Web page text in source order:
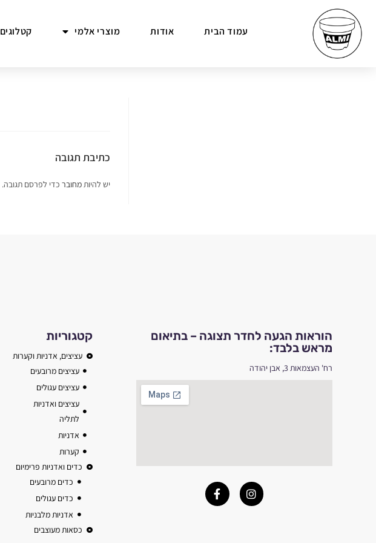
עמוד הבית אודות מוצרי אלמי קטלוגים
כתיבת תגובה
יש להיותמחובר כדי לפרסם תגובה.
הוראות הגעה לחדר תצוגה – בתיאום
מראש בלבד:
רח' העצמאות 3, אבן יהודה
קטגוריות
עציצים, אדניות וקערות
עציצים מרובעים
עציצים עגולים
עציצים ואדניות
לתליה
אדניות
קערות
כדים ואדניות פרימיום
כדים מרובעים
כדים עגולים
אדניות מלבניות
כסאות מעוצבים